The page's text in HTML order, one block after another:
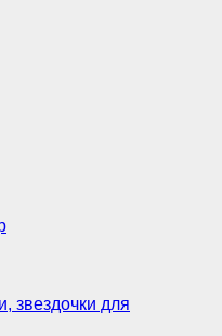
звездочки для